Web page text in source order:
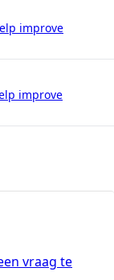
improve
improve
vraag te